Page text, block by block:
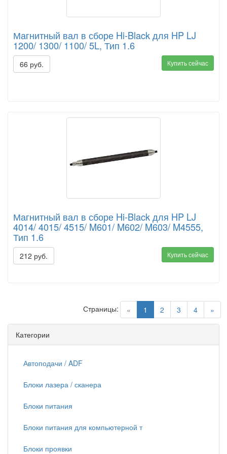
Магнитный вал в сборе Hi-Black для HP LJ
1200/ 1300/ 1100/ 5L, Тип 1.6
66 руб. Купить сейчас
Магнитный вал в сборе Hi-Black для HP LJ
4014/ 4015/ 4515/ M601/ M602/ M603/ M4555,
Тип 1.6
212 руб. Купить сейчас
« 1 (current)
2 3 4 »
Страницы:
Категории
Автоподачи / ADF
Блоки лазера / сканера
Блоки питания
Блоки питания для компьютерной т
Блоки проявки